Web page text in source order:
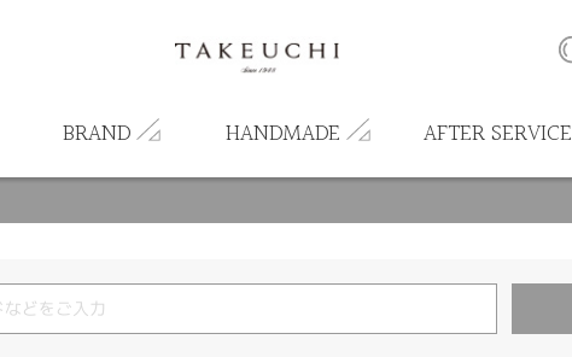
BRAND HANDMADE AFTER SERVICE